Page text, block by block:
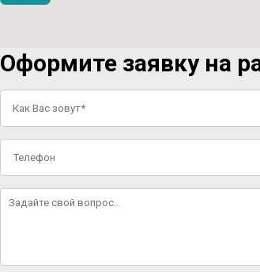
Оформите заявку на